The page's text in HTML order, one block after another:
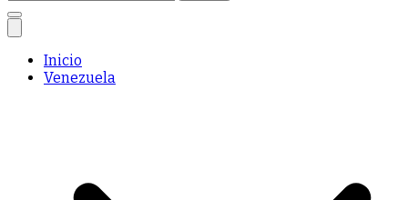
Inicio
Venezuela